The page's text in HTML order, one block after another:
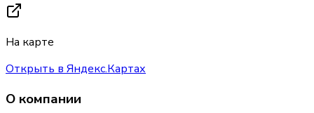
На карте
Открыть в Яндекс.Картах
О компании